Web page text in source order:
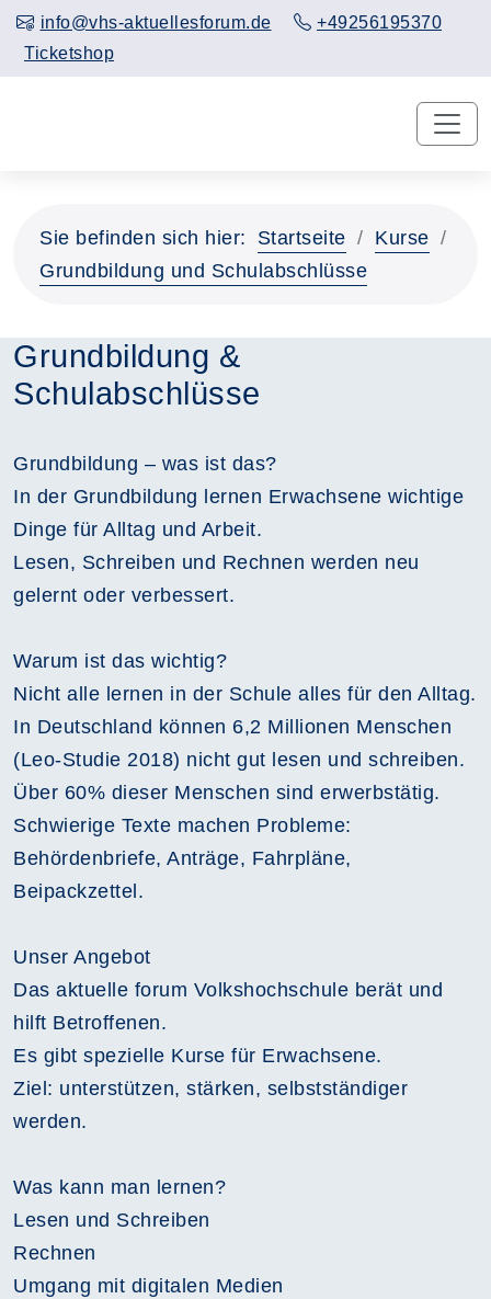
info@vhs-aktuellesforum.de
+49256195370
Ticketshop
Sie befinden sich hier: Startseite
Kurse
Grundbildung und Schulabschlüsse
Grundbildung &
Schulabschlüsse
Grundbildung – was ist das?
In der Grundbildung lernen Erwachsene wichtige
Dinge für Alltag und Arbeit.
Lesen, Schreiben und Rechnen werden neu
gelernt oder verbessert.
Warum ist das wichtig?
Nicht alle lernen in der Schule alles für den Alltag.
In Deutschland können 6,2 Millionen Menschen
(Leo-Studie 2018) nicht gut lesen und schreiben.
Über 60% dieser Menschen sind erwerbstätig.
Schwierige Texte machen Probleme:
Behördenbriefe, Anträge, Fahrpläne,
Beipackzettel.
Unser Angebot
Das aktuelle forum Volkshochschule berät und
hilft Betroffenen.
Es gibt spezielle Kurse für Erwachsene.
Ziel: unterstützen, stärken, selbstständiger
werden.
Was kann man lernen?
Lesen und Schreiben
Rechnen
Umgang mit digitalen Medien